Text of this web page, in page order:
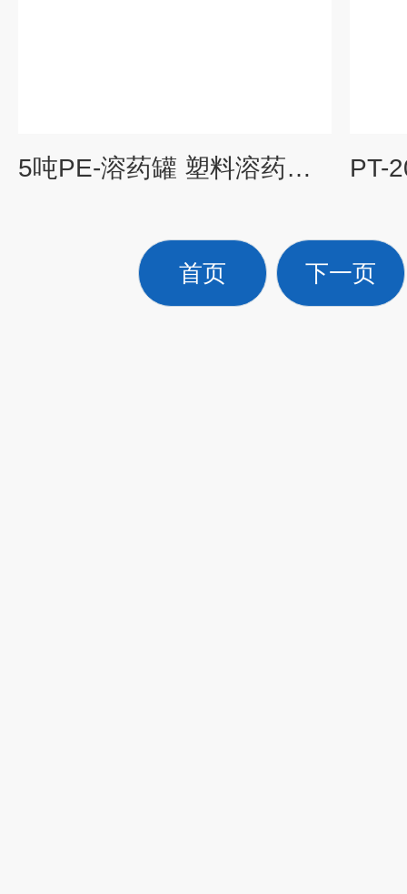
5吨PE-溶药罐 塑料溶药桶 强碱溶解槽
首页 下一页